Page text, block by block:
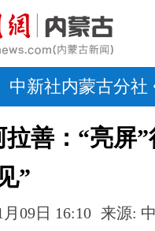
中新社内蒙古分社
拉善：“亮屏
”
月09日 16:10 来源: